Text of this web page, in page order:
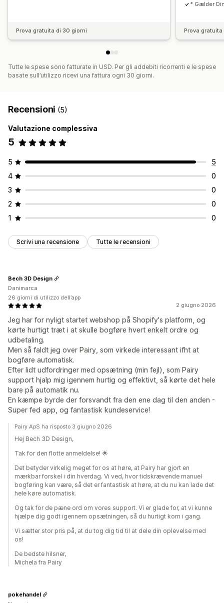
Prova gratuita di 30 giorni
* Gælder
Prova
Tutte le spese sono fatturate in USD. Per gli addebiti ricorrenti e le spese
basate sull’utilizzo ricevi una fattura ogni 30 giorni.
Recensioni (5)
Valutazione complessiva
5
5
5
4
0
3
0
2
0
1
0
Scrivi una recensione Tutte le recensioni
2 giugno 2026
Jeg har for nyligt startet webshop på Shopify's platform, og
kørte hurtigt træt i at skulle bogføre hvert enkelt ordre og
udbetaling.
Men så faldt jeg over Pairy, som virkede interessant ifht at
bogføre automatisk.
Efter lidt udfordringer med opsætning (min fejl), som Pairy
support hjalp mig igennem hurtig og effektivt, så kørte det hele
bare på automatik nu.
En kæmpe byrde der forsvandt fra den ene dag til den anden -
Super fed app, og fantastisk kundeservice!
Bech 3D Design
Danimarca
26 giorni di utilizzo dell’app
Pairy ApS ha risposto 3 giugno 2026
Hej Bech 3D Design,
Tak for den flotte anmeldelse! 🌟
Det betyder virkelig meget for os at høre, at Pairy har gjort en
mærkbar forskel i din hverdag. Vi ved, hvor tidskrævende manuel
bogføring kan være, så det er fantastisk at høre, at du nu kan lade det
hele køre automatisk.
Og tak for de pæne ord om vores support. Vi er glade for, at vi kunne
hjælpe dig godt igennem opsætningen, så du hurtigt kom i gang.
Vi sætter stor pris på, at du tog dig tid til at dele din oplevelse med
os!
De bedste hilsner,
Michela fra Pairy
pokehandel